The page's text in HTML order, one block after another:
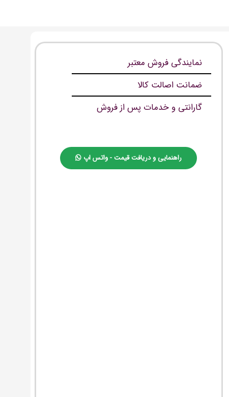
نمایندگی فروش معتبر
ضمانت اصالت کالا
گارانتی و خدمات پس از فروش
راهنمایی و دریافت قیمت - واتس اپ